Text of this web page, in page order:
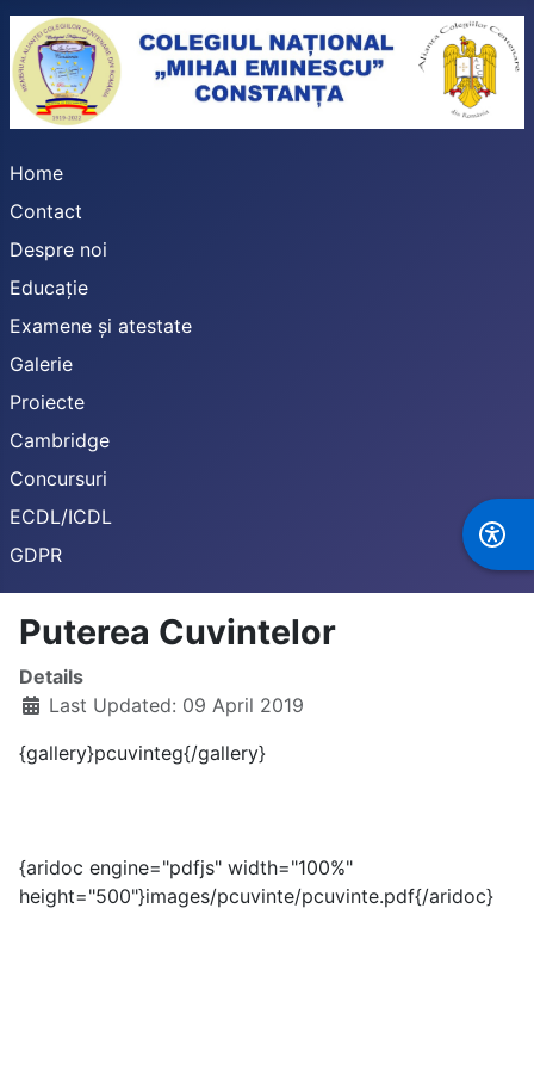
Home
Contact
Despre noi
Educație
Examene și atestate
Galerie
Proiecte
Cambridge
Concursuri
ECDL/ICDL
GDPR
Puterea Cuvintelor
Details
Last Updated: 09 April 2019
{gallery}pcuvinteg{/gallery}
{aridoc engine="pdfjs" width="100%"
height="500"}images/pcuvinte/pcuvinte.pdf{/aridoc}